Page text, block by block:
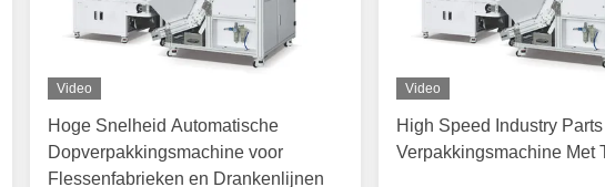
Video
Hoge Snelheid Automatische
Dopverpakkingsmachine voor
Flessenfabrieken en Drankenlijnen
Video
High Speed Industry
Verpakkingsmachine Met